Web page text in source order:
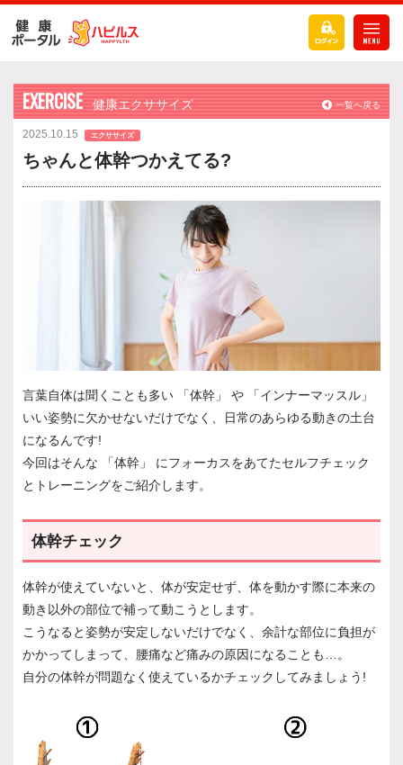
EXERCISE 健康エクササイズ 一覧へ戻る
2025.10.15 エクササイズ
ちゃんと体幹つかえてる?
言葉自体は聞くことも多い 「体幹」 や 「インナーマッスル」
いい姿勢に欠かせないだけでなく、日常のあらゆる動きの土台
になるんです!
今回はそんな 「体幹」 にフォーカスをあてたセルフチェック
とトレーニングをご紹介します。
体幹チェック
体幹が使えていないと、体が安定せず、体を動かす際に本来の
動き以外の部位で補って動こうとします。
こうなると姿勢が安定しないだけでなく、余計な部位に負担が
かかってしまって、腰痛など痛みの原因になることも…。
自分の体幹が問題なく使えているかチェックしてみましょう!